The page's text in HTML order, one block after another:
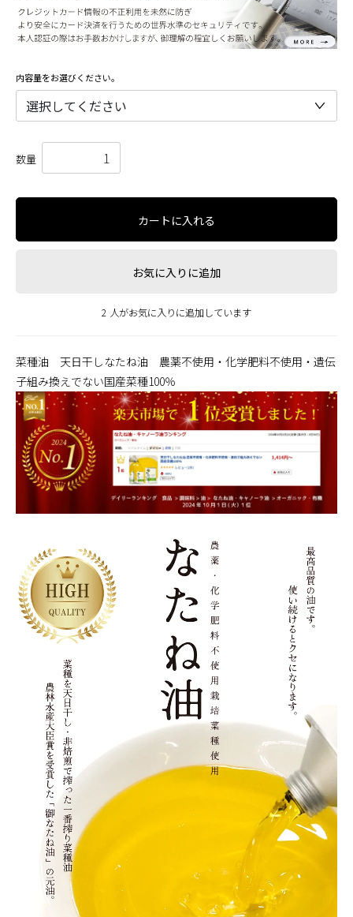
内容量をお選びください。
数量
カートに入れる
お気に入りに追加
2 人がお気に入りに追加しています
菜種油 天日干しなたね油 農薬不使用・化学肥料不使用・遺伝
子組み換えでない国産菜種100％